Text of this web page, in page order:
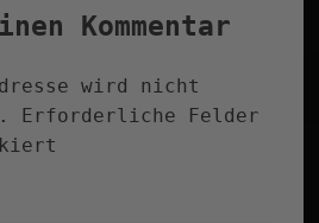
Kommentar
wird nicht
Erforderliche Felder